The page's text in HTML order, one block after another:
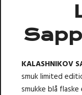
KALASHNIKOV
smuk limited
smukke blå